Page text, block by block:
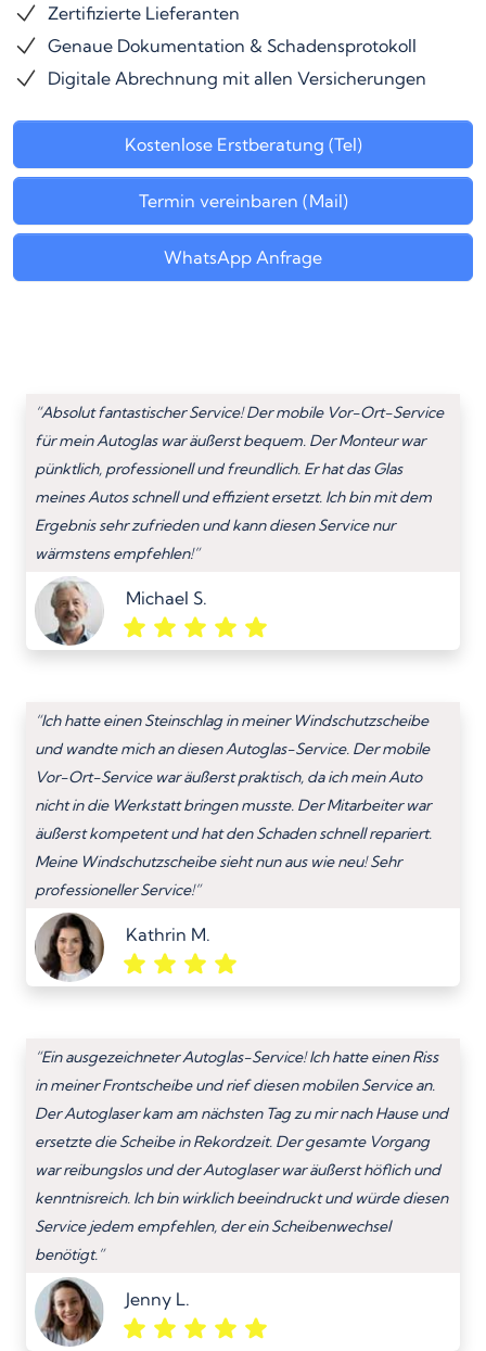
Zertifizierte Lieferanten
Genaue Dokumentation & Schadensprotokoll
Digitale Abrechnung mit allen Versicherungen
Kostenlose Erstberatung (Tel)
Termin vereinbaren (Mail)
WhatsApp Anfrage
“Absolut fantastischer Service! Der mobile Vor-Ort-Service
für mein Autoglas war äußerst bequem. Der Monteur war
pünktlich, professionell und freundlich. Er hat das Glas
meines Autos schnell und effizient ersetzt. Ich bin mit dem
Ergebnis sehr zufrieden und kann diesen Service nur
wärmstens empfehlen!”
Michael S.
“Ich hatte einen Steinschlag in meiner Windschutzscheibe
und wandte mich an diesen Autoglas-Service. Der mobile
Vor-Ort-Service war äußerst praktisch, da ich mein Auto
nicht in die Werkstatt bringen musste. Der Mitarbeiter war
äußerst kompetent und hat den Schaden schnell repariert.
Meine Windschutzscheibe sieht nun aus wie neu! Sehr
professioneller Service!”
Kathrin M.
“Ein ausgezeichneter Autoglas-Service! Ich hatte einen Riss
in meiner Frontscheibe und rief diesen mobilen Service an.
Der Autoglaser kam am nächsten Tag zu mir nach Hause und
ersetzte die Scheibe in Rekordzeit. Der gesamte Vorgang
war reibungslos und der Autoglaser war äußerst höflich und
kenntnisreich. Ich bin wirklich beeindruckt und würde diesen
Service jedem empfehlen, der ein Scheibenwechsel
benötigt.”
Jenny L.